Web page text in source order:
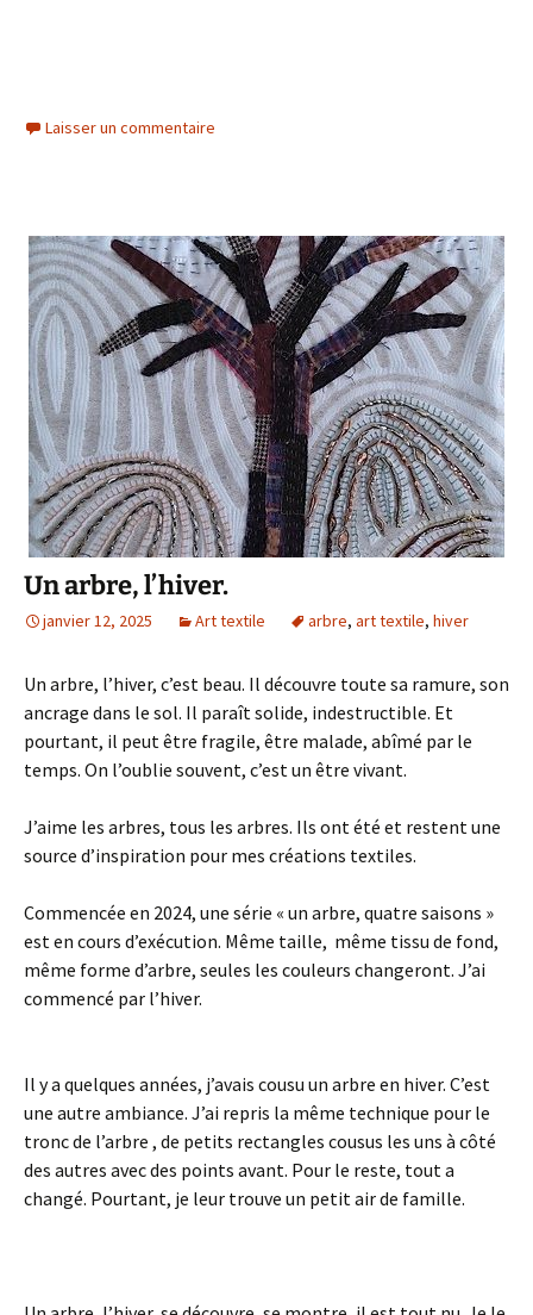
Laisser un commentaire
Un arbre, l’hiver.
janvier 12, 2025 Art textile arbre, art textile, hiver
Un arbre, l’hiver, c’est beau. Il découvre toute sa ramure, son
ancrage dans le sol. Il paraît solide, indestructible. Et
pourtant, il peut être fragile, être malade, abîmé par le
temps. On l’oublie souvent, c’est un être vivant.
J’aime les arbres, tous les arbres. Ils ont été et restent une
source d’inspiration pour mes créations textiles.
Commencée en 2024, une série « un arbre, quatre saisons »
est en cours d’exécution. Même taille, même tissu de fond,
même forme d’arbre, seules les couleurs changeront. J’ai
commencé par l’hiver.
Il y a quelques années, j’avais cousu un arbre en hiver. C’est
une autre ambiance. J’ai repris la même technique pour le
tronc de l’arbre , de petits rectangles cousus les uns à côté
des autres avec des points avant. Pour le reste, tout a
changé. Pourtant, je leur trouve un petit air de famille.